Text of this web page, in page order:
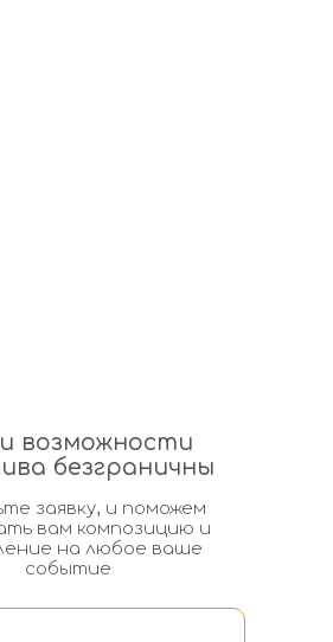
возможности
безграничны
заявку, и поможем
вам композицию и
на любое ваше
событие